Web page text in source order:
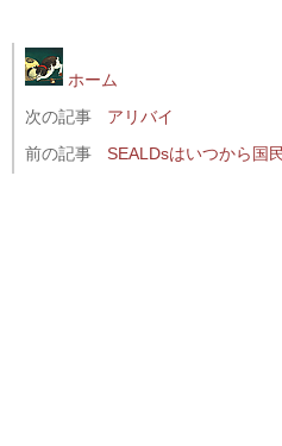
ホーム
次の記事
アリバイ
前の記事
SEALDsはいつから国